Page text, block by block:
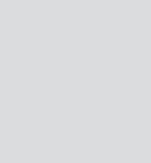
Les études
leur
du projet.
être implanté
de Meuse/
entités :• le
galeries. Il
confinement
des essais
de Cigéo.•